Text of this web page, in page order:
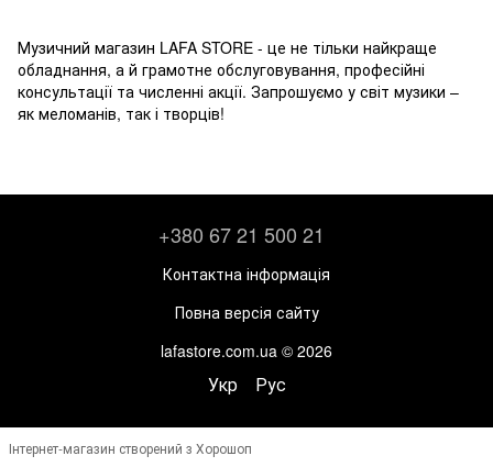
Музичний магазин LAFA STORE - це не тільки найкраще
обладнання, а й грамотне обслуговування, професійні
консультації та численні акції. Запрошуємо у світ музики –
як меломанів, так і творців!
+380 67 21 500 21
Контактна інформація
Повна версія сайту
lafastore.com.ua © 2026
Укр Рус
Інтернет-магазин створений з Хорошоп